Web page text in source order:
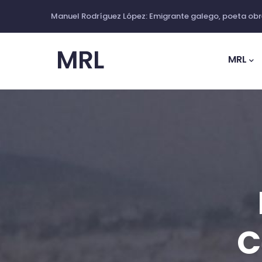
Manuel Rodríguez López: Emigrante galego, poeta
MRL